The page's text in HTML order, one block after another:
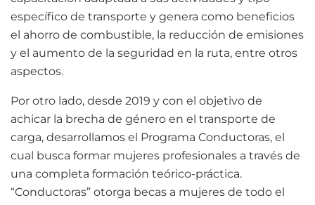
específico de transporte y genera como beneficios
el ahorro de combustible, la reducción de emisiones
y el aumento de la seguridad en la ruta, entre otros
aspectos.
Por otro lado, desde 2019 y con el objetivo de
achicar la brecha de género en el transporte de
carga, desarrollamos el Programa Conductoras, el
cual busca formar mujeres profesionales a través de
una completa formación teórico-práctica.
“Conductoras” otorga becas a mujeres de todo el